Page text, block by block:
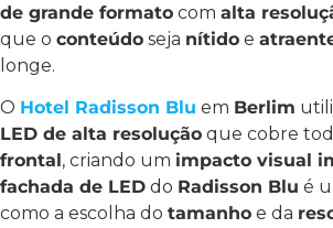
de grande formato com alta
que o conteúdo seja nítido e
longe.
O Hotel Radisson Blu em Berlim
LED de alta resolução que cobre
frontal, criando um impacto visual
fachada de LED do Radisson Blu é
como a escolha do tamanho e da